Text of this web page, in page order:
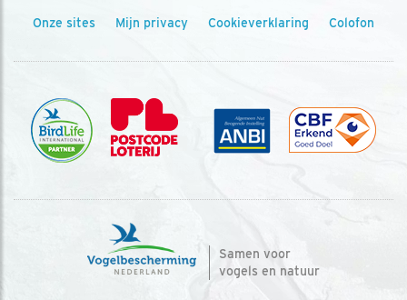
Onze sites Mijn privacy Cookieverklaring Colofon
Samen voor
vogels en natuur